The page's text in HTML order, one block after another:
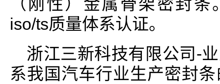
（刚性）金属骨架密封
iso/ts质量体系认证。
浙江三新科技有限公司-
系我国汽车行业生产密封